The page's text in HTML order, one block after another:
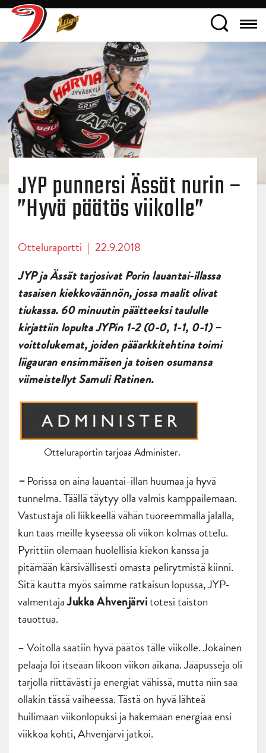
JYP punnersi Ässät nurin –
”Hyvä päätös viikolle”
Otteluraportti | 22.9.2018
JYP ja Ässät tarjosivat Porin lauantai-illassa
tasaisen kiekkoväännön, jossa maalit olivat
tiukassa. 60 minuutin päätteeksi taululle
kirjattiin lopulta JYPin 1-2 (0-0, 1-1, 0-1) –
voittolukemat, joiden pääarkkitehtina toimi
liigauran ensimmäisen ja toisen osumansa
viimeistellyt Samuli Ratinen.
Otteluraportin tarjoaa Administer.
–Porissa on aina lauantai-illan huumaa ja hyvä
tunnelma. Täällä täytyy olla valmis kamppailemaan.
Vastustaja oli liikkeellä vähän tuoreemmalla jalalla,
kun taas meille kyseessä oli viikon kolmas ottelu.
Pyrittiin olemaan huolellisia kiekon kanssa ja
pitämään kärsivällisesti omasta pelirytmistä kiinni.
Sitä kautta myös saimme ratkaisun lopussa, JYP-
valmentajaJukka Ahvenjärvitotesi taiston
tauottua.
– Voitolla saatiin hyvä päätös tälle viikolle. Jokainen
pelaaja löi itseään likoon viikon aikana. Jääpusseja oli
tarjolla riittävästi ja energiat vähissä, mutta niin saa
ollakin tässä vaiheessa. Tästä on hyvä lähteä
huilimaan viikonlopuksi ja hakemaan energiaa ensi
viikkoa kohti, Ahvenjärvi jatkoi.